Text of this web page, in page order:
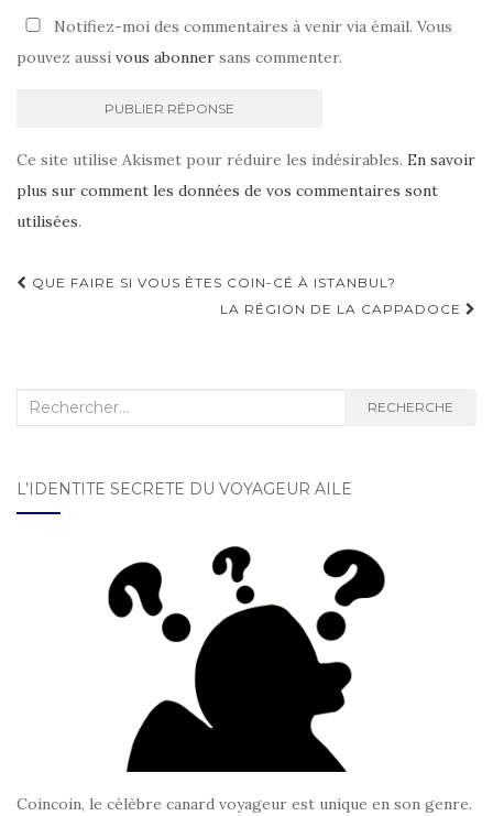
Notifiez-moi des commentaires à venir via émail. Vous
pouvez aussi vous abonner sans commenter.
Ce site utilise Akismet pour réduire les indésirables. En savoir
plus sur comment les données de vos commentaires sont
utilisées.
Navigation d'article
QUE FAIRE SI VOUS ÊTES COIN-CÉ À ISTANBUL?
LA RÉGION DE LA CAPPADOCE
Recherche : RECHERCHE
L’IDENTITÉ SECRÈTE DU VOYAGEUR AILÉ
Coincoin, le célèbre canard voyageur est unique en son genre.